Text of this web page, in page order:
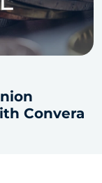
Convera